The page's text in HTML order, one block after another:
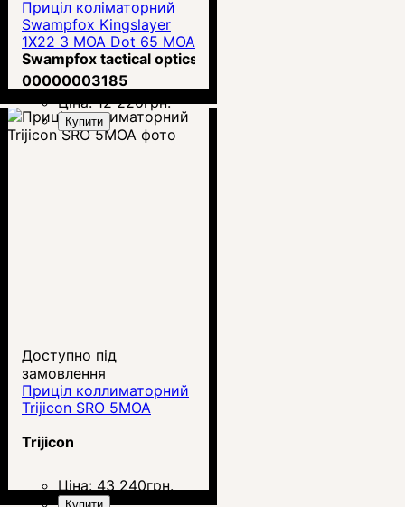
Приціл коліматорний
Swampfox Kingslayer
1X22 3 MOA Dot 65 MOA
Ring
Swampfox tactical optics
00000003185
Ціна:12 220грн.
Купити
Доступно під
замовлення
Приціл коллиматорний
Trijicon SRO 5MOA
Trijicon
Ціна:43 240грн.